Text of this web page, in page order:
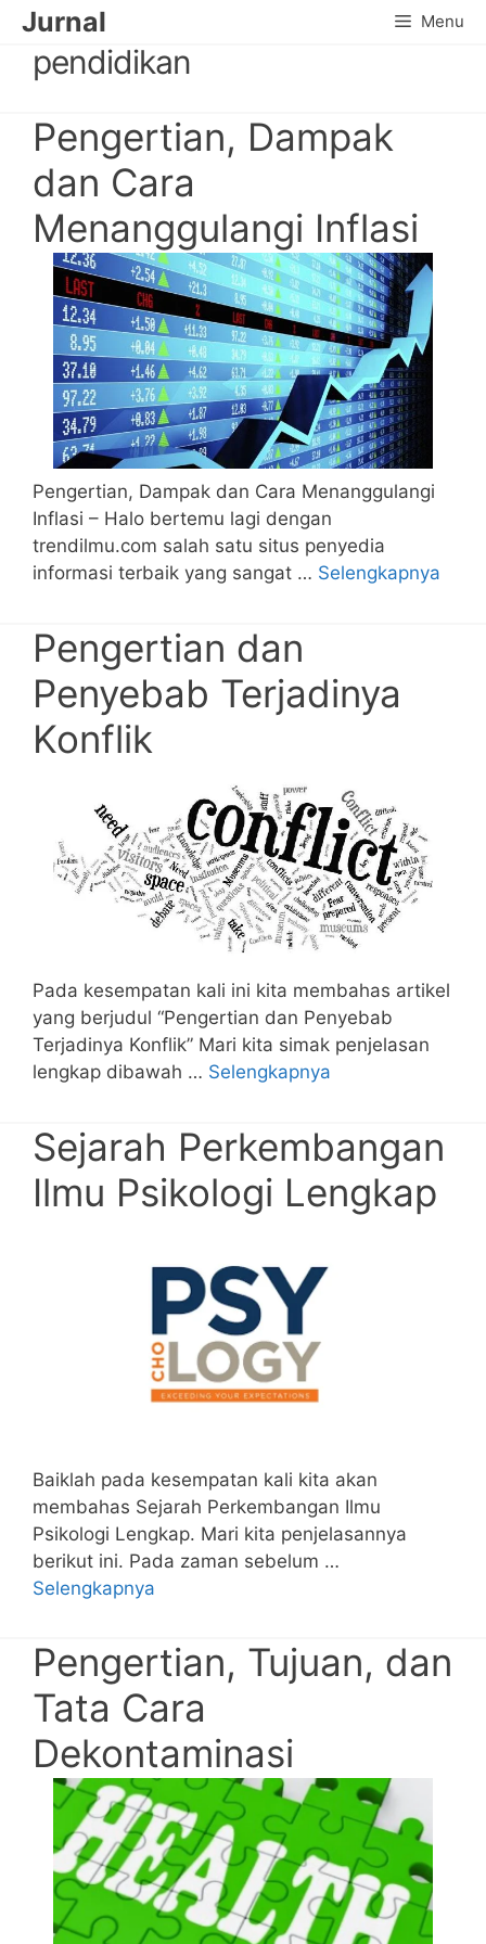
Skip
content
Jurnal Menu
pendidikan
Pengertian, Dampak
dan Cara
Menanggulangi Inflasi
Pengertian, Dampak dan Cara Menanggulangi
Inflasi – Halo bertemu lagi dengan
trendilmu.com salah satu situs penyedia
informasi terbaik yang sangat … Selengkapnya
Pengertian dan
Penyebab Terjadinya
Konflik
Pada kesempatan kali ini kita membahas artikel
yang berjudul “Pengertian dan Penyebab
Terjadinya Konflik” Mari kita simak penjelasan
lengkap dibawah … Selengkapnya
Sejarah Perkembangan
Ilmu Psikologi Lengkap
Baiklah pada kesempatan kali kita akan
membahas Sejarah Perkembangan Ilmu
Psikologi Lengkap. Mari kita penjelasannya
berikut ini. Pada zaman sebelum …
Selengkapnya
Pengertian, Tujuan, dan
Tata Cara
Dekontaminasi